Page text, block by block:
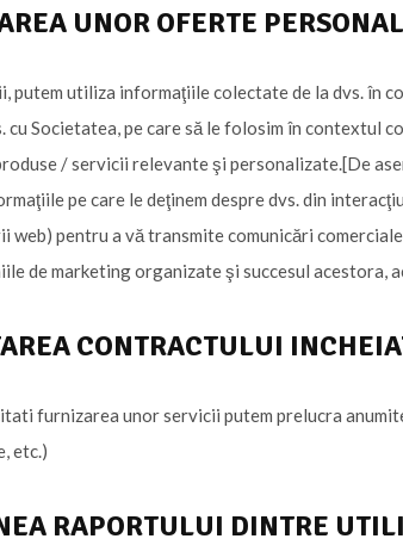
UNOR OFERTE
putem utiliza informaţiile colectate de la dvs. în
cu Societatea, pe care să le folosim în
/ servicii relevante şi personalizate.[De
pe care le deţinem despre dvs. din
web) pentru a vă transmite comunicări
de marketing organizate şi succesul acestora,
CONTRACTULUI
furnizarea unor servicii putem prelucra
etc.)
RAPORTULUI DINTRE